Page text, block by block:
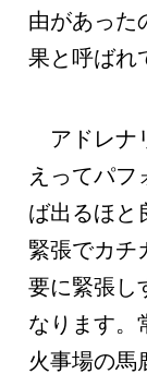
由があっ
果と呼ばれ
アドレナ
えってパフ
ば出るほと
緊張でカチ
要に緊張し
なります。
火事場の馬